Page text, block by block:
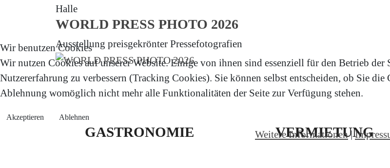
Halle
WORLD PRESS PHOTO 2026
Ausstellung preisgekrönter Pressefotografien
GASTRONOMIE VERMIETUNG
Wir benutzen Cookies
Wir nutzen Cookies auf unserer Website. Einige von ihnen sind essenziell für den Betrieb der
Nutzererfahrung zu verbessern (Tracking Cookies). Sie können selbst entscheiden, ob Sie
Ablehnung womöglich nicht mehr alle Funktionalitäten der Seite zur Verfügung stehen.
Akzeptieren Ablehnen
Weitere Informationen|